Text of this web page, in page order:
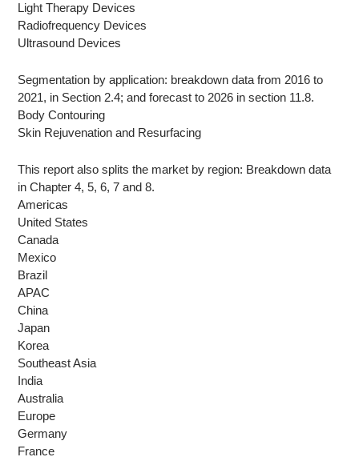
Light Therapy Devices
Radiofrequency Devices
Ultrasound Devices
Segmentation by application: breakdown data from 2016 to
2021, in Section 2.4; and forecast to 2026 in section 11.8.
Body Contouring
Skin Rejuvenation and Resurfacing
This report also splits the market by region: Breakdown data
in Chapter 4, 5, 6, 7 and 8.
Americas
United States
Canada
Mexico
Brazil
APAC
China
Japan
Korea
Southeast Asia
India
Australia
Europe
Germany
France